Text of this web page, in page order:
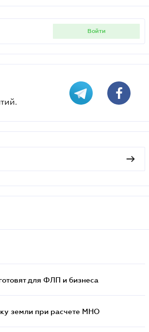
войти
для ФЛП и бизнеса
земли при расчете МНО